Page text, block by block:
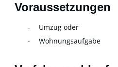
Voraussetzungen
Umzug oder
Wohnungsaufgabe